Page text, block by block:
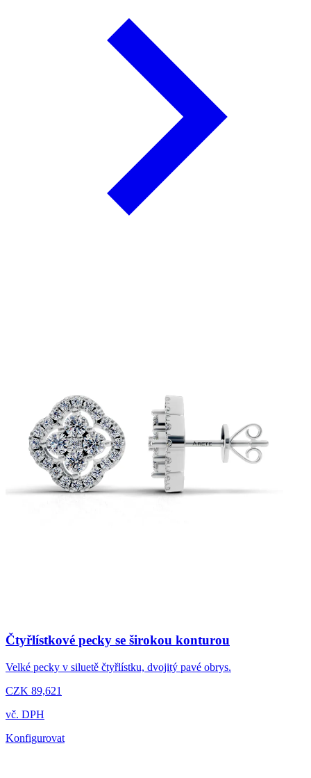
Čtyřlístkové pecky se širokou konturou
Velké pecky v siluetě čtyřlístku, dvojitý pavé obrys.
CZK 89,621
vč. DPH
Konfigurovat